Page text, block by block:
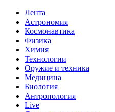
Лента
Астрономия
Космонавтика
Физика
Химия
Технологии
Оружие и техника
Медицина
Биология
Антропология
Live